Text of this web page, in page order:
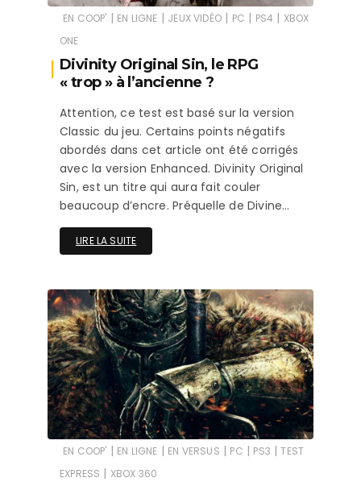
EN COOP' | EN LIGNE | JEUX VIDÉO | PC | PS4 | XBOX
ONE
Divinity Original Sin, le RPG
« trop » à l’ancienne ?
Attention, ce test est basé sur la version
Classic du jeu. Certains points négatifs
abordés dans cet article ont été corrigés
avec la version Enhanced. Divinity Original
Sin, est un titre qui aura fait couler
beaucoup d’encre. Préquelle de Divine…
LIRE LA SUITE
EN COOP' | EN LIGNE | EN VERSUS | PC | PS3 | TEST
EXPRESS | XBOX 360